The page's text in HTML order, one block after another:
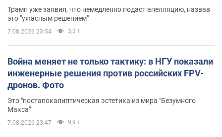
Трамп уже заявил, что немедленно подаст апелляцию, назвав
это "ужасным решением"
7.08.2026 23:54 3,3 т.
Война меняет не только тактику: в НГУ показали
инженерные решения против российских FPV-
дронов. Фото
Это "постапокалиптическая эстетика из мира "Безумного
Макса"
7.08.2026 23:47 9,9 т.